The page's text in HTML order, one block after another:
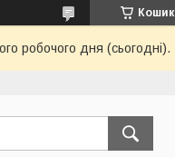
Кошик
робочого дня (сьогодні).